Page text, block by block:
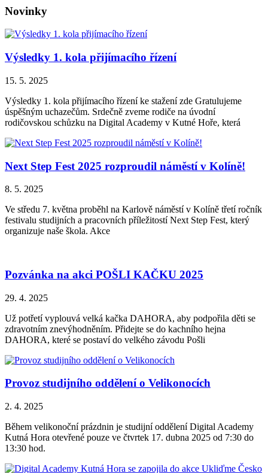
Novinky
Výsledky 1. kola přijímacího řízení
15. 5. 2025
Výsledky 1. kola přijímacího řízení ke stažení zde Gratulujeme
úspěšným uchazečům. Srdečně zveme rodiče na úvodní
rodičovskou schůzku na Digital Academy v Kutné Hoře, která
Next Step Fest 2025 rozproudil náměstí v Kolíně!
8. 5. 2025
Ve středu 7. května proběhl na Karlově náměstí v Kolíně třetí ročník
festivalu studijních a pracovních příležitostí Next Step Fest, který
organizuje naše škola. Akce
Pozvánka na akci POŠLI KAČKU 2025
29. 4. 2025
Už potřetí vyplouvá velká kačka DAHORA, aby podpořila děti se
zdravotním znevýhodněním. Přidejte se do kachního hejna
DAHORA, které se postaví do velkého závodu Pošli
Provoz studijního oddělení o Velikonocích
2. 4. 2025
Během velikonoční prázdnin je studijní oddělení Digital Academy
Kutná Hora otevřené pouze ve čtvrtek 17. dubna 2025 od 7:30 do
13:30 hod.